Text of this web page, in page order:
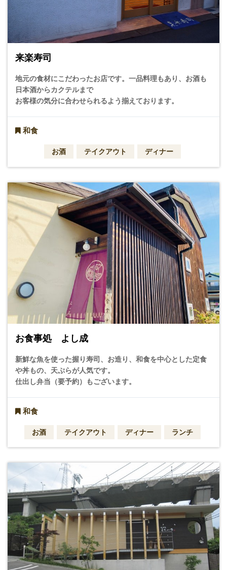
来楽寿司
地元の食材にこだわったお店です。一品料理もあり、お酒も
日本酒からカクテルまで
お客様の気分に合わせられるよう揃えております。
和食
お酒 テイクアウト ディナー
お食事処 よし成
新鮮な魚を使った握り寿司、お造り、和食を中心とした定食
や丼もの、天ぷらが人気です。
仕出し弁当（要予約）もございます。
和食
お酒 テイクアウト ディナー ランチ